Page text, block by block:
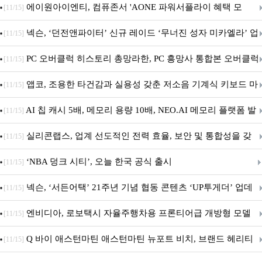
출시
[11/15] 에이원아이엔티, 컴퓨존서 'AONE 파워서플라이 혜택 모
음.ZIP' 이벤트 진행
[11/15] 넥슨, ‘던전앤파이터’ 신규 레이드 ‘무너진 성자 미카엘라’ 업
데이트!
[11/15] PC 오버클럭 히스토리 총망라한, PC 흥망사 통합본 오버클럭
특집(1-4편)
[11/15] 앱코, 조용한 타건감과 실용성 갖춘 저소음 기계식 키보드 마
우스 세트 'KM580' 출시
[11/15] AI 칩 캐시 5배, 메모리 용량 10배, NEO.AI 메모리 플랫폼 발
표
[11/15] 실리콘랩스, 업계 선도적인 전력 효율, 보안 및 통합성을 갖
춘 초저전력 블루투스 LE SoC ‘BG2B’ 공개
[11/15] ‘NBA 덩크 시티’, 오늘 한국 공식 출시
[11/15] 넥슨, ‘서든어택’ 21주년 기념 협동 콘텐츠 ‘UP투게더’ 업데
이트
[11/15] 엔비디아, 로보택시 자율주행차용 프론티어급 개방형 모델
‘알파마요 2 슈퍼’ 상업적 이용 가능
[11/15] Q 바이 애스턴마틴 애스턴마틴 뉴포트 비치, 브랜드 헤리티